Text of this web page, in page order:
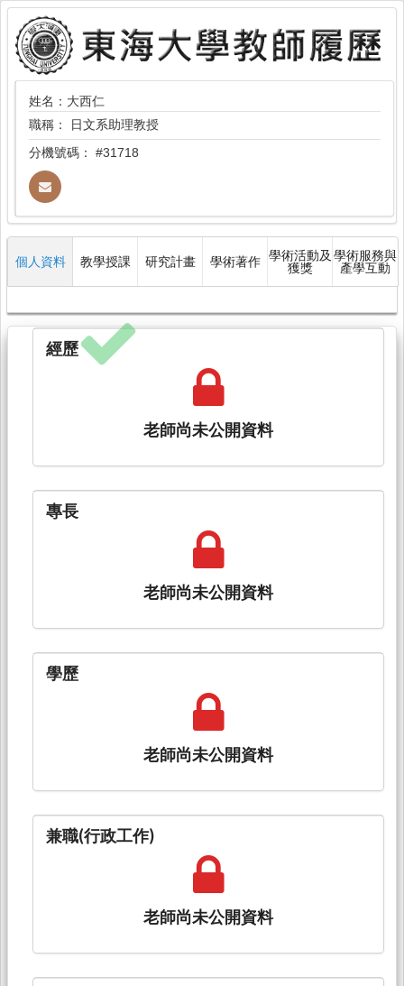
姓名：大西仁
職稱：
日文系助理教授
分機號碼： #31718
個人資料 教學授課 研究計畫 學術著作 學術活動及
獲獎
學術服務與
產學互動
經歷
老師尚未公開資料
專長
老師尚未公開資料
學歷
老師尚未公開資料
兼職(行政工作)
老師尚未公開資料